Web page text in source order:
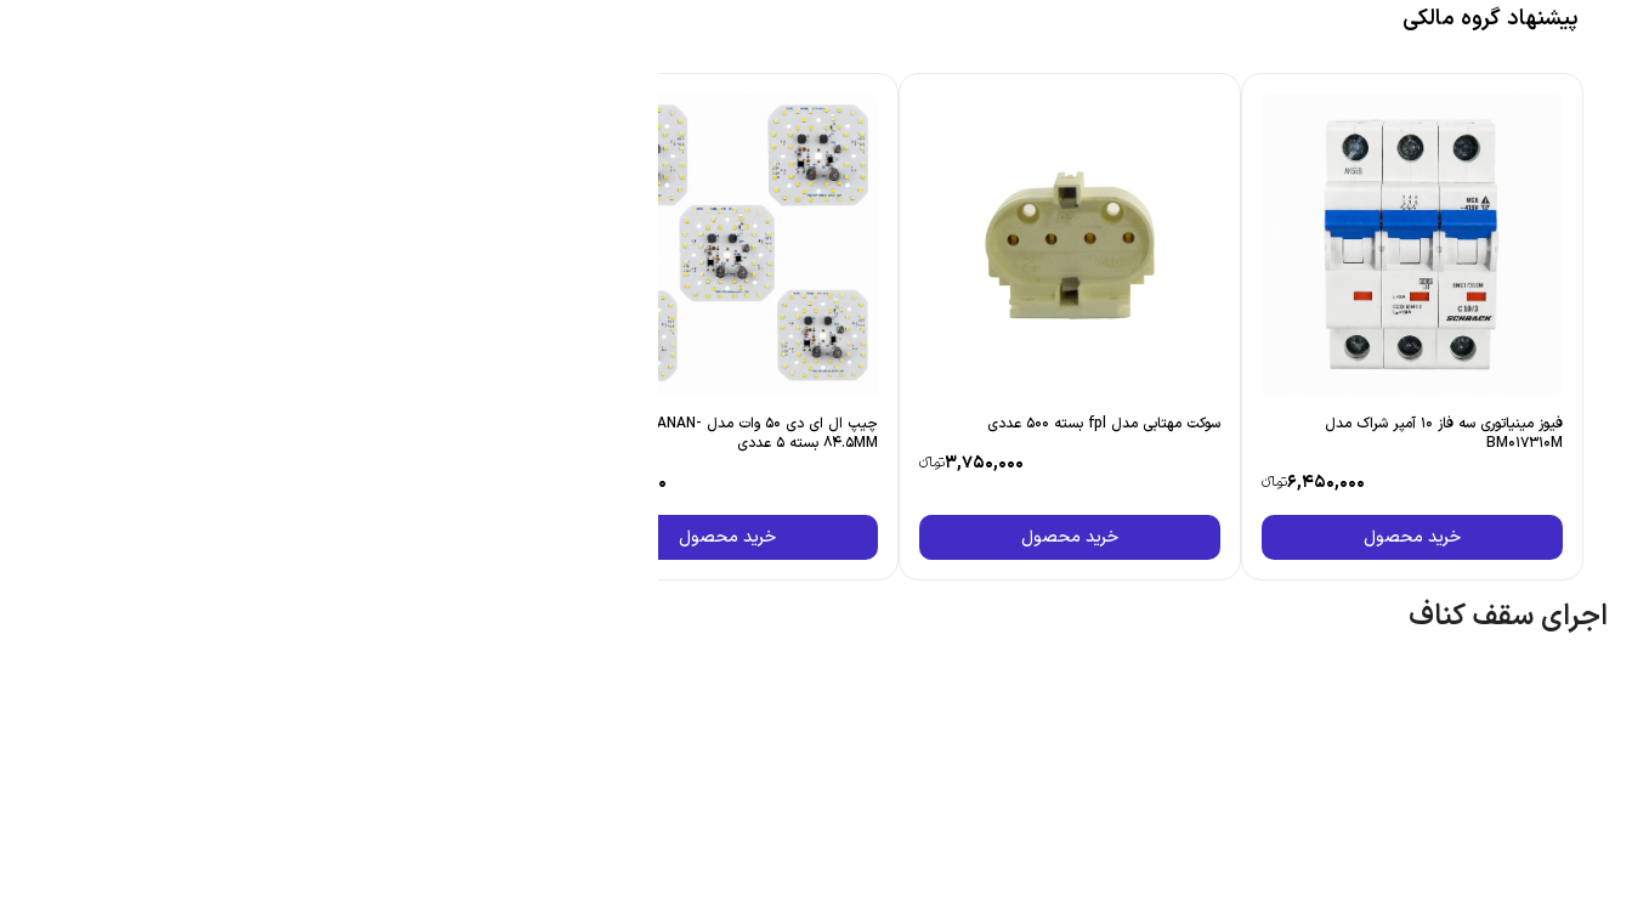
پیشنهاد گروه مالکی
فیوز مینیاتوری سه فاز 10 آمپر شراک مدل
BM017310M
6,450,000تومانءء
خرید محصول
سوکت مهتابی مدل fpl بسته 500 عددی
3,750,000تومانءء
خرید محصول
چیپ ال ای دی 50 وات مدل FRSS-SANAN-
84.5MM بسته 5 عددی
1,100,000
خرید محصول
اجرای سقف کناف